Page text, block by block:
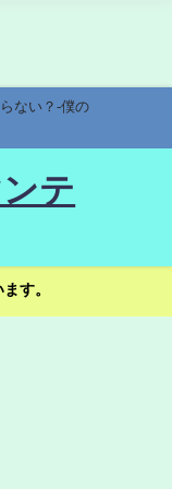
ない？-僕の
テ
す。